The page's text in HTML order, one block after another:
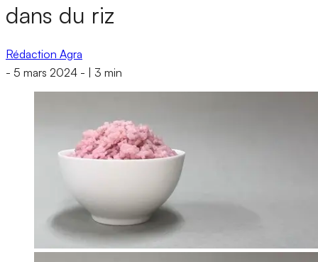
dans du riz
Rédaction Agra
- 5 mars 2024 - 3 min